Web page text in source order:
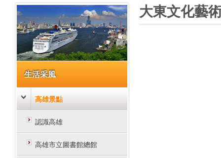
生活采風
高雄景點
認識高雄
高雄市立圖書館總館
大東文化藝